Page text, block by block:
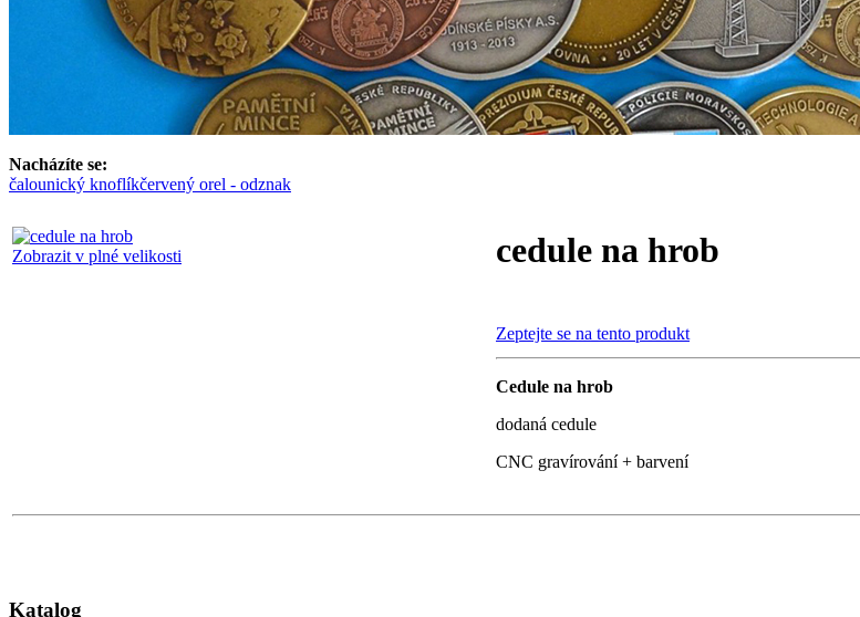
Nacházíte se:
čalounický knoflíkčervený orel - odznak
Zobrazit v plné velikosti cedule na hrob
Zeptejte se na tento produkt
Cedule na hrob
dodaná cedule
CNC gravírování + barvení
Katalog